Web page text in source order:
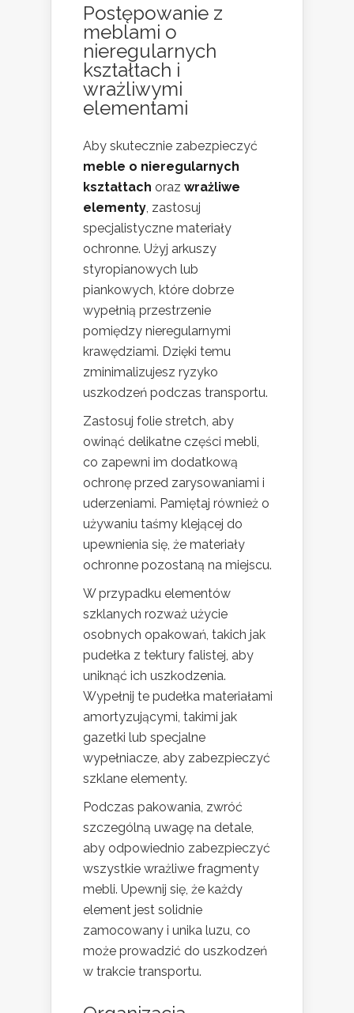
Postępowanie z
meblami o
nieregularnych
kształtach i
wrażliwymi
elementami
Aby skutecznie zabezpieczyć
meble o nieregularnych
kształtach oraz wrażliwe
elementy, zastosuj
specjalistyczne materiały
ochronne. Użyj arkuszy
styropianowych lub
piankowych, które dobrze
wypełnią przestrzenie
pomiędzy nieregularnymi
krawędziami. Dzięki temu
zminimalizujesz ryzyko
uszkodzeń podczas transportu.
Zastosuj folie stretch, aby
owinąć delikatne części mebli,
co zapewni im dodatkową
ochronę przed zarysowaniami i
uderzeniami. Pamiętaj również o
używaniu taśmy klejącej do
upewnienia się, że materiały
ochronne pozostaną na miejscu.
W przypadku elementów
szklanych rozważ użycie
osobnych opakowań, takich jak
pudełka z tektury falistej, aby
uniknąć ich uszkodzenia.
Wypełnij te pudełka materiałami
amortyzującymi, takimi jak
gazetki lub specjalne
wypełniacze, aby zabezpieczyć
szklane elementy.
Podczas pakowania, zwróć
szczególną uwagę na detale,
aby odpowiednio zabezpieczyć
wszystkie wrażliwe fragmenty
mebli. Upewnij się, że każdy
element jest solidnie
zamocowany i unika luzu, co
może prowadzić do uszkodzeń
w trakcie transportu.